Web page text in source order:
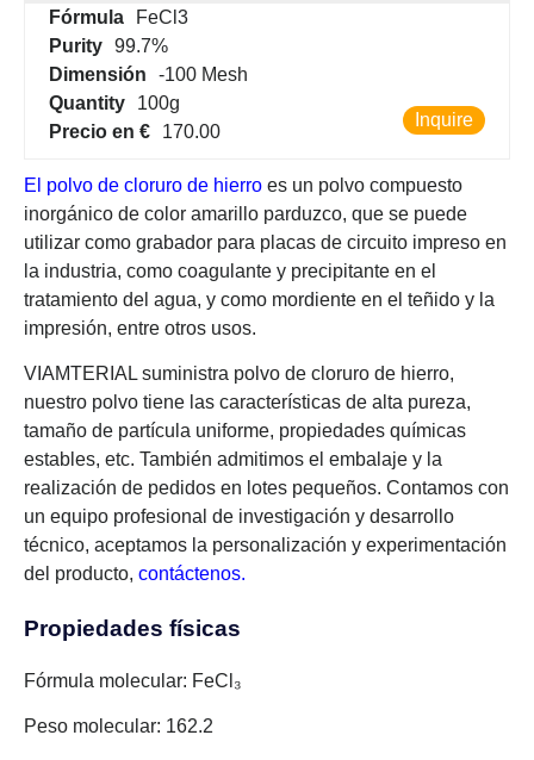
Fórmula
FeCl3
Purity 99.7%
Dimensión
-100 Mesh
Quantity
100g
Precio en €
170.00
Inquire
El polvo de cloruro de hierro es un polvo compuesto
inorgánico de color amarillo parduzco, que se puede
utilizar como grabador para placas de circuito impreso en
la industria, como coagulante y precipitante en el
tratamiento del agua, y como mordiente en el teñido y la
impresión, entre otros usos.
VIAMTERIAL suministra polvo de cloruro de hierro,
nuestro polvo tiene las características de alta pureza,
tamaño de partícula uniforme, propiedades químicas
estables, etc. También admitimos el embalaje y la
realización de pedidos en lotes pequeños. Contamos con
un equipo profesional de investigación y desarrollo
técnico, aceptamos la personalización y experimentación
del producto, contáctenos.
Propiedades físicas
Fórmula molecular: FeCl₃
Peso molecular: 162.2